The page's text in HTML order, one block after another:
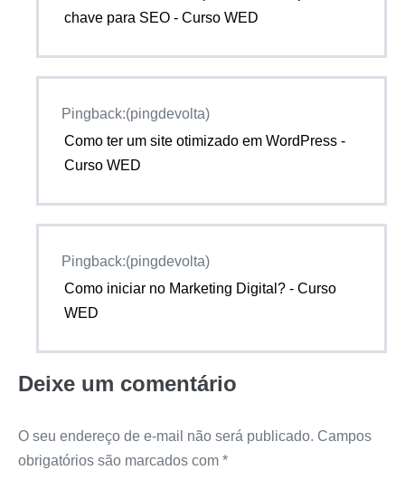
chave para SEO - Curso WED
Pingback:(pingdevolta)
Como ter um site otimizado em WordPress -
Curso WED
Pingback:(pingdevolta)
Como iniciar no Marketing Digital? - Curso
WED
Deixe um comentário
O seu endereço de e-mail não será publicado. Campos
obrigatórios são marcados com *